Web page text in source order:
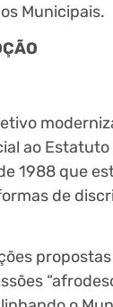
Municipais.
ao
1988 que
de